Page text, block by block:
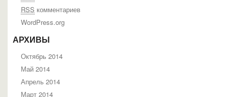
RSS комментариев
WordPress.org
АРХИВЫ
Октябрь 2014
Май 2014
Апрель 2014
Март 2014